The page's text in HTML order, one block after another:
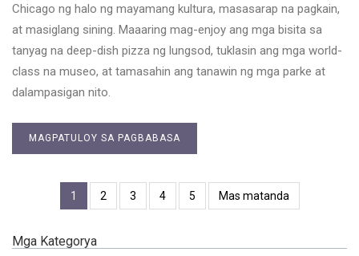
Chicago ng halo ng mayamang kultura, masasarap na pagkain,
at masiglang sining. Maaaring mag-enjoy ang mga bisita sa
tanyag na deep-dish pizza ng lungsod, tuklasin ang mga world-
class na museo, at tamasahin ang tanawin ng mga parke at
dalampasigan nito.
MAGPATULOY SA PAGBABASA
1 2 3 4 5 Mas matanda
Mga Kategorya